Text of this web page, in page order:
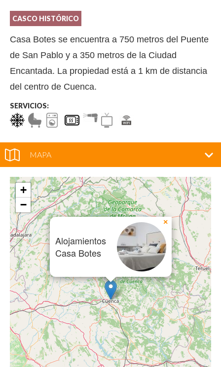
CASCO HISTÓRICO
Casa Botes se encuentra a 750 metros del Puente
de San Pablo y a 350 metros de la Ciudad
Encantada. La propiedad está a 1 km de distancia
del centro de Cuenca.
SERVICIOS:
MAPA
Alojamientos
Casa Botes
×
+
−